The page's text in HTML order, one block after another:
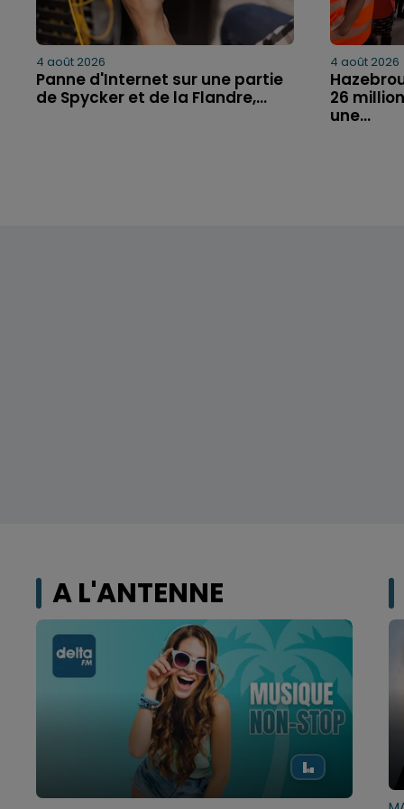
4 août 2026
Panne d'Internet sur une partie
de Spycker et de la Flandre,...
4 août 2026
26
une...
A L'ANTENNE